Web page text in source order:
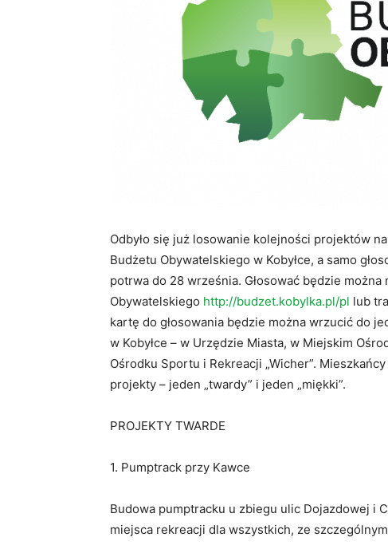
Odbyło się już losowanie kolejności projektów
Budżetu Obywatelskiego w Kobyłce, a samo
potrwa do 28 września. Głosować będzie
Obywatelskiego http://budzet.kobylka.pl/pl lub
kartę do głosowania będzie można wrzucić do
w Kobyłce – w Urzędzie Miasta, w Miejskim
Ośrodku Sportu i Rekreacji „Wicher”.
projekty – jeden „twardy” i jeden „miękki”.
PROJEKTY TWARDE
1. Pumptrack przy Kawce
Budowa pumptracku u zbiegu ulic Dojazdowej i
miejsca rekreacji dla wszystkich, ze